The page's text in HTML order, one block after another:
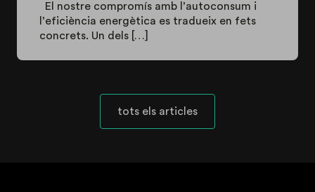
El nostre compromís amb l’autoconsum i
l’eficiència energètica es tradueix en fets
concrets. Un dels […]
tots els articles